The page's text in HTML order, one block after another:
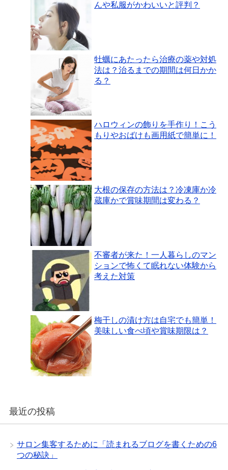
んや私服がかわいいと評判？
牡蠣にあたったら治療の薬や対処
法は？治るまでの期間は何日かか
る？
ハロウィンの飾りを手作り！こう
もりやおばけも画用紙で簡単に！
大根の保存の方法は？冷凍庫か冷
蔵庫かで賞味期間は変わる？
不審者が来た！一人暮らしのマン
ションで怖くて眠れない体験から
考えた対策
梅干しの漬け方は自宅でも簡単！
美味しい食べ頃や賞味期限は？
最近の投稿
サロン集客するために「読まれるブログを書くための6
つの秘訣」